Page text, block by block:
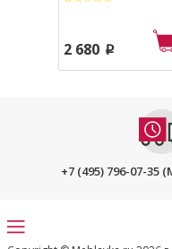
2 680 p
+7 (495) 796-07-35